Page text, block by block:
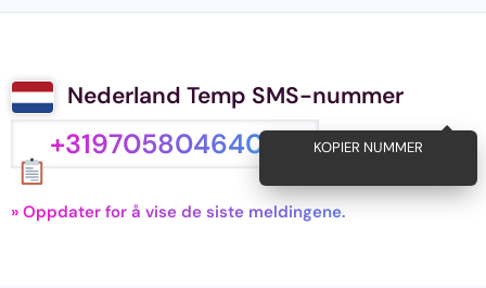
Nederland Temp SMS-nummer
+3197058046405 KOPIER NUMMER
» Oppdater for å vise de siste meldingene.